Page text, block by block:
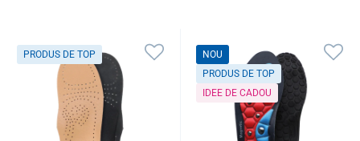
PRODUS DE TOP
NOU
PRODUS DE TOP
IDEE DE CADOU